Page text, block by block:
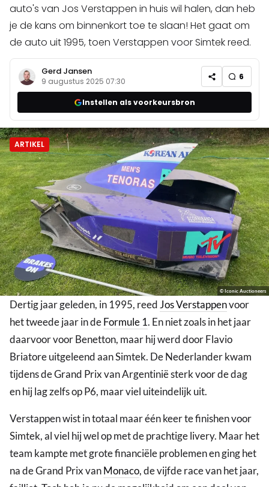
auto's van Jos Verstappen in huis wil halen, dan heb
je de kans om binnenkort toe te slaan! Het gaat om
de auto uit 1995, toen Verstappen voor Simtek reed.
Gerd Jansen
9 augustus 2025 07:30 6
Instellen als voorkeursbron
ARTIKEL
© Iconic Auctioneers
Dertig jaar geleden, in 1995, reed Jos Verstappenvoor
het tweede jaar in deFormule 1. En niet zoals in het jaar
daarvoor voor Benetton, maar hij werd door Flavio
Briatore uitgeleend aan Simtek. De Nederlander kwam
tijdens de Grand Prix van Argentinië sterk voor de dag
en hij lag zelfs op P6, maar viel uiteindelijk uit.
Verstappen wist in totaal maar één keer te finishen voor
Simtek, al viel hij wel op met de prachtige livery. Maar het
team kampte met grote financiële problemen en ging het
na de Grand Prix vanMonaco, de vijfde race van het jaar,